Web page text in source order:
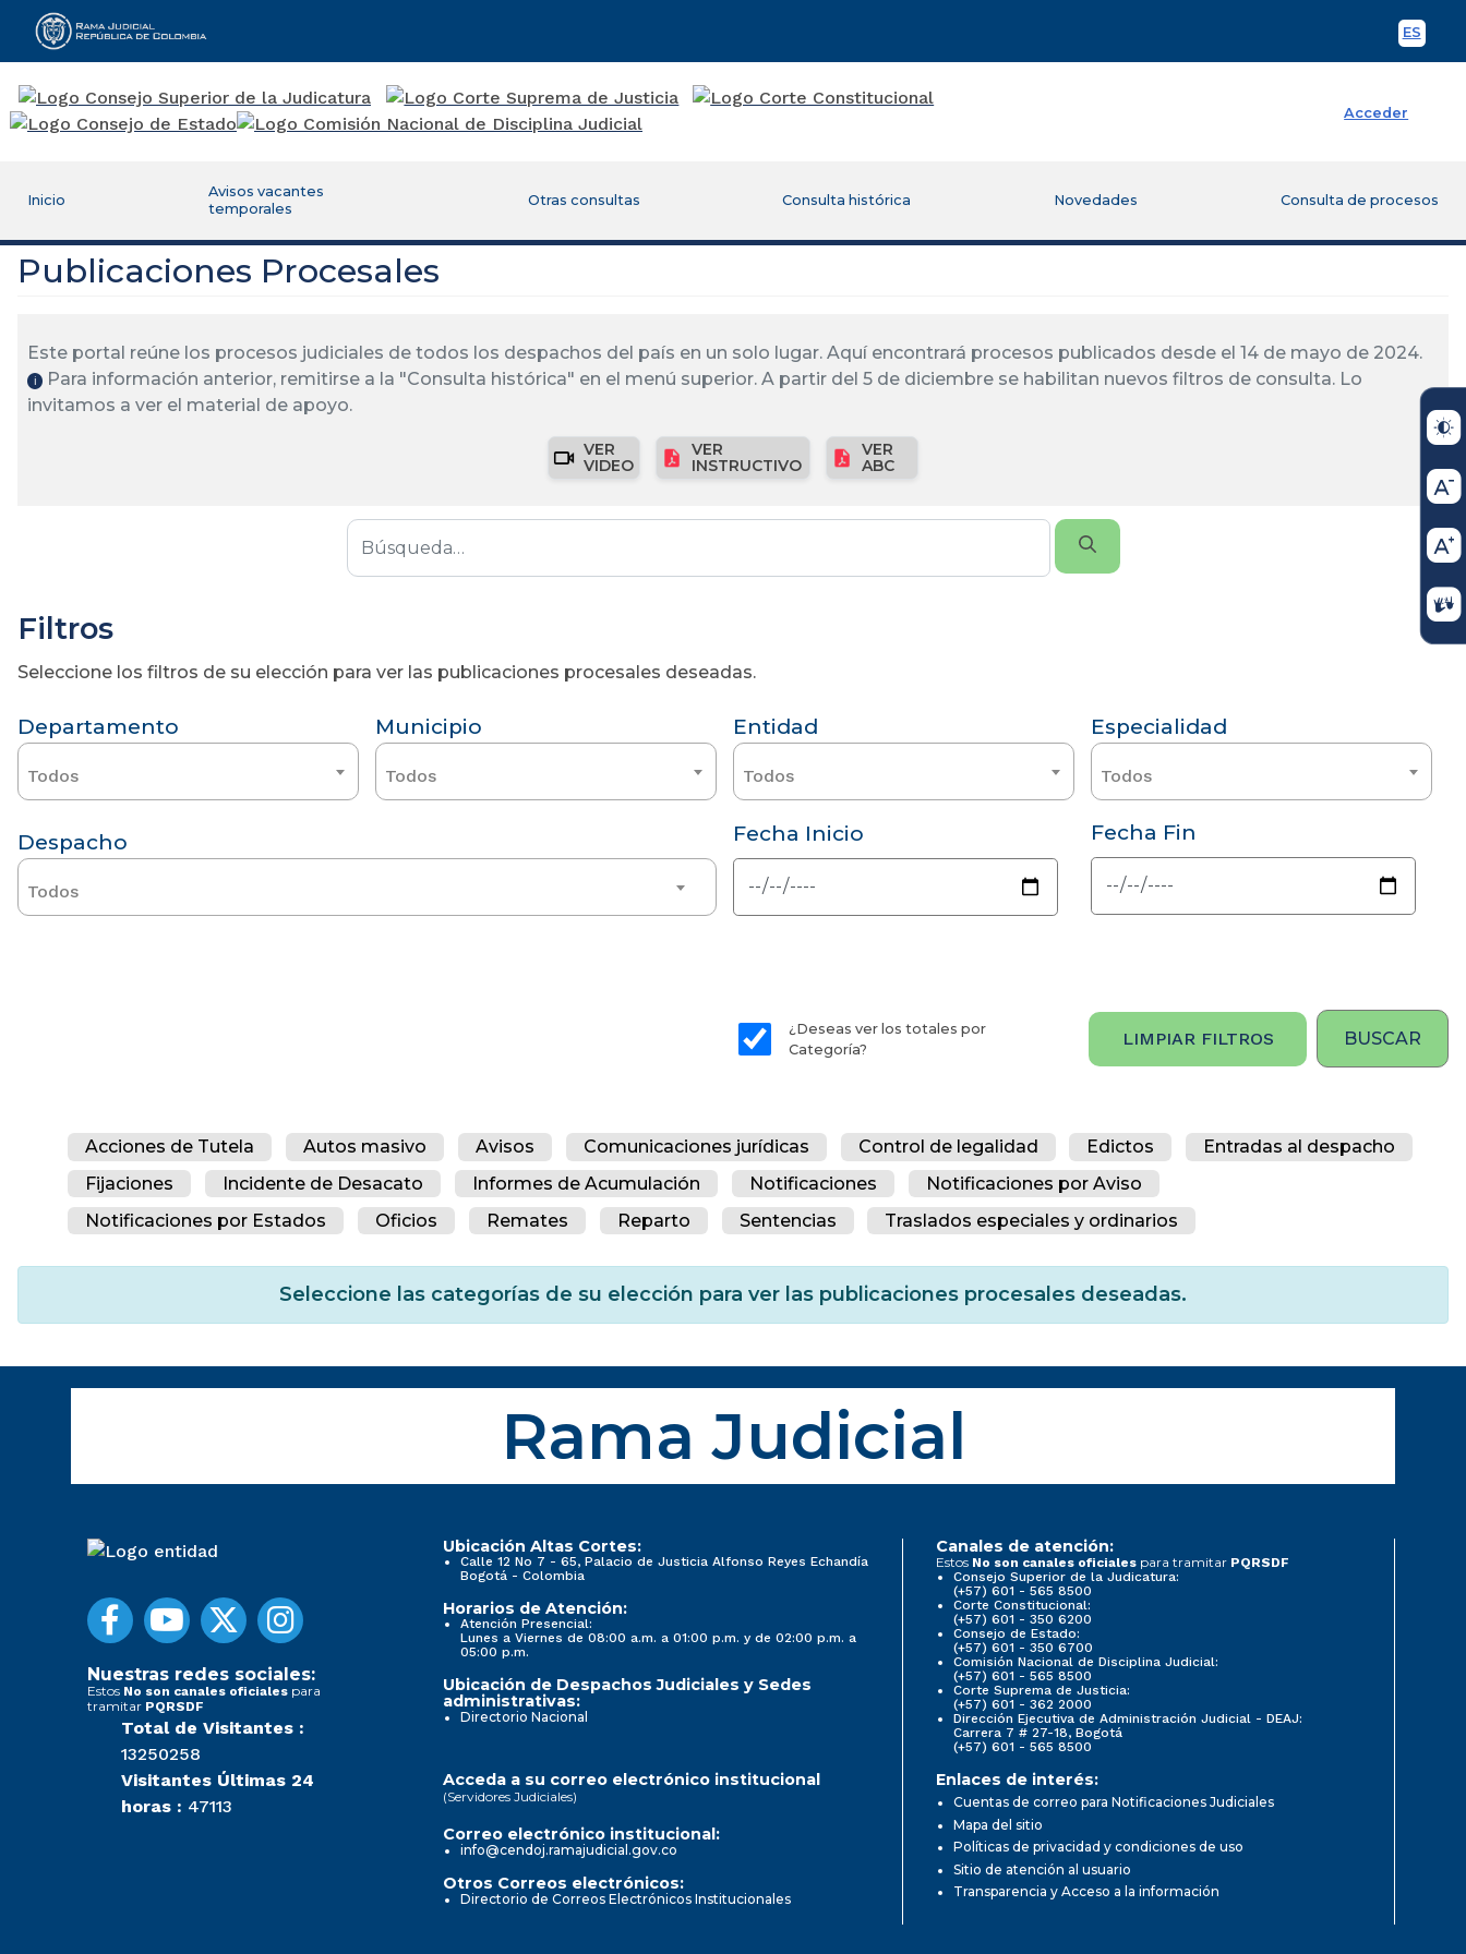
ES
Rama Judicial
Acceder
Inicio
Avisos vacantes
temporales
Otras consultas Consulta histórica Novedades Consulta de procesos
Publicaciones Procesales
Este portal reúne los procesos judiciales de todos los despachos del país en un solo lugar. Aquí encontrará procesos publicados desde el 14 de mayo de 2024.
ℹ️
Para información anterior, remitirse a la "Consulta histórica" en el menú superior. A partir del 5 de diciembre se habilitan nuevos filtros de consulta. Lo
invitamos a ver el material de apoyo.
VER
VIDEO
VER
INSTRUCTIVO
VER
ABC
Filtros
Seleccione los filtros de su elección para ver las publicaciones procesales deseadas.
Departamento
Todos
Municipio
Todos
Entidad
Todos
Especialidad
Todos
Despacho
Todos
Fecha Inicio Fecha Fin
¿Deseas ver los totales por
Categoría?
LIMPIAR FILTROS
Acciones de Tutela Autos masivo Avisos Comunicaciones jurídicas Control de legalidad Edictos
Entradas al despacho
Fijaciones
Incidente de Desacato Informes de Acumulación Notificaciones
Notificaciones por Aviso
Notificaciones por Estados
Oficios Remates Reparto Sentencias Traslados especiales y ordinarios
Seleccione las categorías de su elección para ver las publicaciones procesales deseadas.
Rama Judicial
Nuestras redes sociales:
Estos No son canales oficiales para
tramitar PQRSDF
Total de Visitantes :
13250258
Visitantes Últimas 24
horas : 47113
Ubicación Altas Cortes:
Calle 12 No 7 - 65, Palacio de Justicia Alfonso Reyes Echandía
Bogotá - Colombia
Horarios de Atención:
Atención Presencial:
Lunes a Viernes de 08:00 a.m. a 01:00 p.m. y de 02:00 p.m. a
05:00 p.m.
Ubicación de Despachos Judiciales y Sedes
administrativas:
Directorio Nacional
Canales de atención:
Estos No son canales oficiales para tramitar PQRSDF
Consejo Superior de la Judicatura:
(+57) 601 - 565 8500
Corte Constitucional:
(+57) 601 - 350 6200
Consejo de Estado:
(+57) 601 - 350 6700
Comisión Nacional de Disciplina Judicial:
(+57) 601 - 565 8500
Corte Suprema de Justicia:
(+57) 601 - 362 2000
Dirección Ejecutiva de Administración Judicial - DEAJ:
Carrera 7 # 27-18, Bogotá
(+57) 601 - 565 8500
Acceda a su correo electrónico institucional
(Servidores Judiciales)
Correo electrónico institucional:
info@cendoj.ramajudicial.gov.co
Otros Correos electrónicos:
Directorio de Correos Electrónicos Institucionales
Enlaces de interés:
Cuentas de correo para Notificaciones Judiciales
Mapa del sitio
Políticas de privacidad y condiciones de uso
Sitio de atención al usuario
Transparencia y Acceso a la información